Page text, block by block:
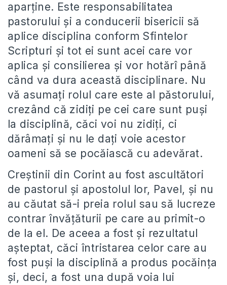
aparține. Este responsabilitatea
pastorului și a conducerii bisericii să
aplice disciplina conform Sfintelor
Scripturi și tot ei sunt acei care vor
aplica și consilierea și vor hotărî până
când va dura această disciplinare. Nu
vă asumați rolul care este al păstorului,
crezând că zidiți pe cei care sunt puși
la disciplină, căci voi nu zidiți, ci
dărâmați și nu le dați voie acestor
oameni să se pocăiască cu adevărat.
Creștinii din Corint au fost ascultători
de pastorul și apostolul lor, Pavel, și nu
au căutat să-i preia rolul sau să lucreze
contrar învățăturii pe care au primit-o
de la el. De aceea a fost și rezultatul
așteptat, căci întristarea celor care au
fost puși la disciplină a produs pocăința
și, deci, a fost una după voia lui